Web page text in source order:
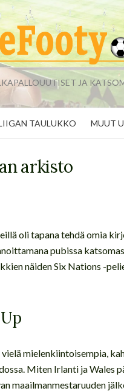
JA
TAULUKKO MUUT
arkisto
oli tapana tehdä omia
pubissa
näiden Six Nations -
mielenkiintoisempia,
Miten Irlanti ja Wales
maailmanmestaruuden